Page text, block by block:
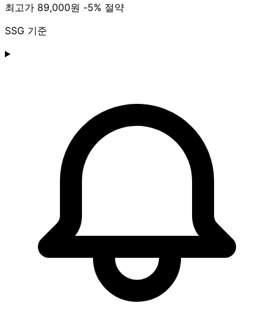
최고가 89,000원 -5% 절약
SSG 기준